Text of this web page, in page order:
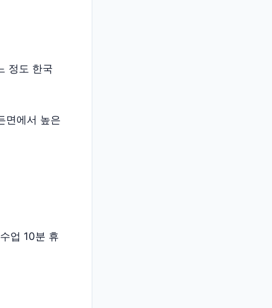
정도 한국
면에서 높은
업 10분 휴